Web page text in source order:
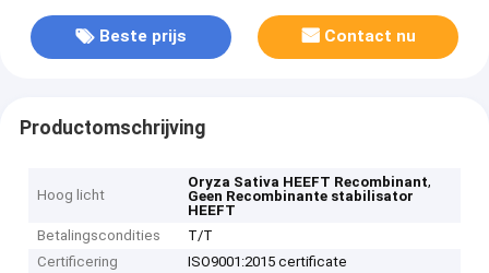
Beste prijs Contact nu
Productomschrijving
Hoog licht
Oryza Sativa HEEFT Recombinant,
Geen Recombinante stabilisator
HEEFT
Betalingscondities
T/T
Certificering
ISO9001:2015 certificate